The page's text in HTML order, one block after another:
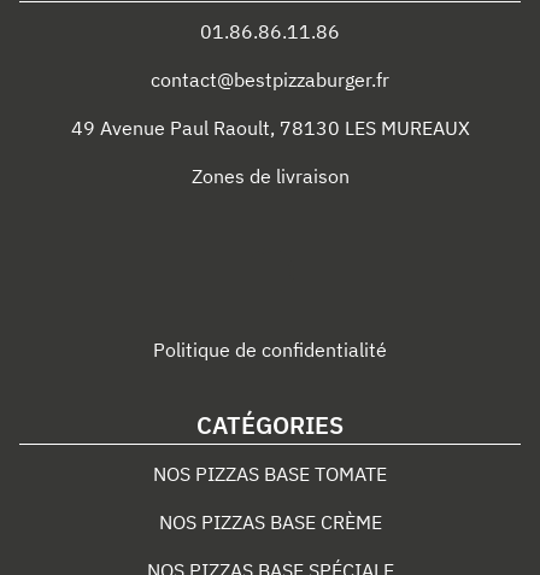
01.86.86.11.86
contact@bestpizzaburger.fr
49 Avenue Paul Raoult, 78130 LES MUREAUX
Zones de livraison
Politique de confidentialité
CATÉGORIES
NOS PIZZAS BASE TOMATE
NOS PIZZAS BASE CRÈME
NOS PIZZAS BASE SPÉCIALE